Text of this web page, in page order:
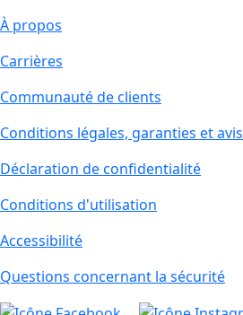
À propos
Carrières
Communauté de clients
Conditions légales, garanties et avis
Déclaration de confidentialité
Conditions d'utilisation
Accessibilité
Questions concernant la sécurité